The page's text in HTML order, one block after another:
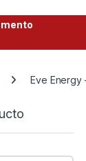
Eve Energy